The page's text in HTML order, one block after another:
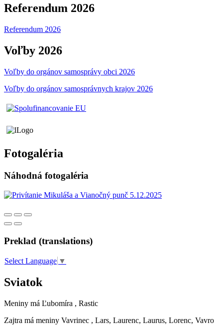
Referendum 2026
Referendum 2026
Voľby 2026
Voľby do orgánov samosprávy obci 2026
Voľby do orgánov samosprávnych krajov 2026
Fotogaléria
Náhodná fotogaléria
Preklad (translations)
Select Language ▼
Sviatok
Meniny má Ľubomíra , Rastic
Zajtra má meniny Vavrinec , Lars, Laurenc, Laurus, Lorenc, Vavro